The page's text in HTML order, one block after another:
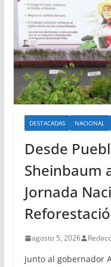
DESTACADAS NACIONAL
Desde
Sheinbaum
Jornada
agosto 5, 2026
Junto al gobernador